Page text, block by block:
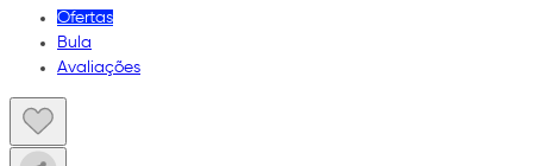
Ofertas
Bula
Avaliações